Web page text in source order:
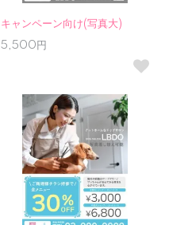
キャンペーン向け(写真大)
5,500円